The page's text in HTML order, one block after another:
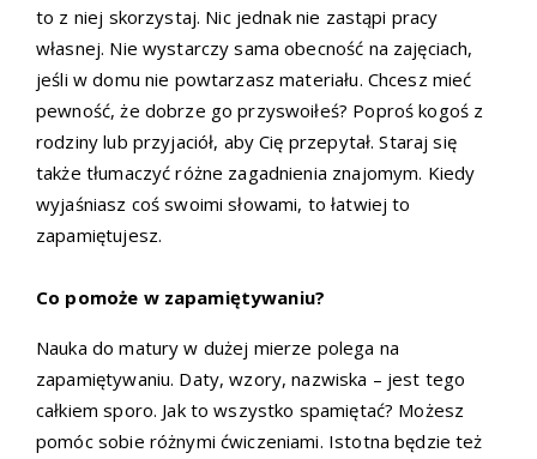
to z niej skorzystaj. Nic jednak nie zastąpi pracy
własnej. Nie wystarczy sama obecność na zajęciach,
jeśli w domu nie powtarzasz materiału. Chcesz mieć
pewność, że dobrze go przyswoiłeś? Poproś kogoś z
rodziny lub przyjaciół, aby Cię przepytał. Staraj się
także tłumaczyć różne zagadnienia znajomym. Kiedy
wyjaśniasz coś swoimi słowami, to łatwiej to
zapamiętujesz.
Co pomoże w zapamiętywaniu?
Nauka do matury w dużej mierze polega na
zapamiętywaniu. Daty, wzory, nazwiska – jest tego
całkiem sporo. Jak to wszystko spamiętać? Możesz
pomóc sobie różnymi ćwiczeniami. Istotna będzie też